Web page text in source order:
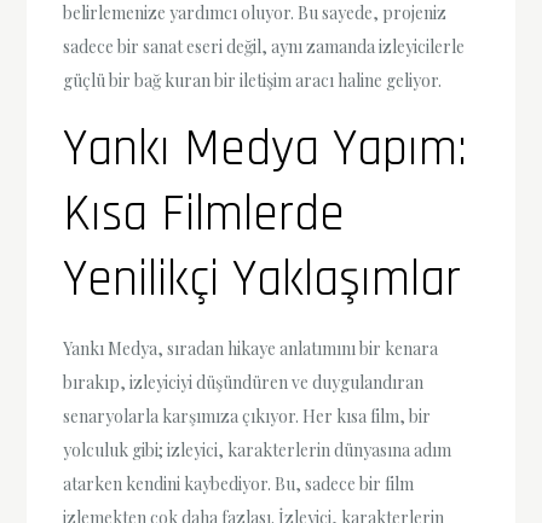
belirlemenize yardımcı oluyor. Bu sayede, projeniz
sadece bir sanat eseri değil, aynı zamanda izleyicilerle
güçlü bir bağ kuran bir iletişim aracı haline geliyor.
Yankı Medya Yapım:
Kısa Filmlerde
Yenilikçi Yaklaşımlar
Yankı Medya, sıradan hikaye anlatımını bir kenara
bırakıp, izleyiciyi düşündüren ve duygulandıran
senaryolarla karşımıza çıkıyor. Her kısa film, bir
yolculuk gibi; izleyici, karakterlerin dünyasına adım
atarken kendini kaybediyor. Bu, sadece bir film
izlemekten çok daha fazlası. İzleyici, karakterlerin